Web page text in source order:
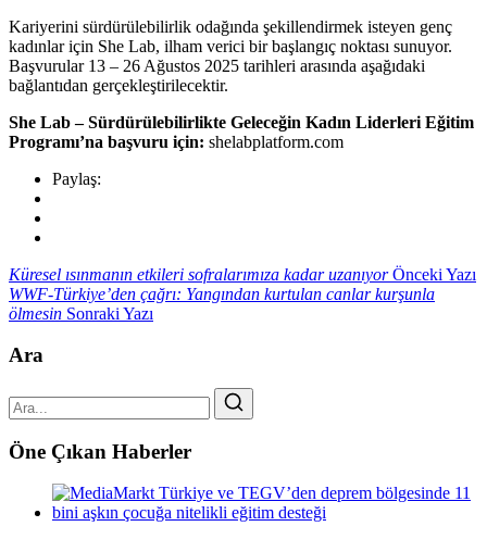
Kariyerini sürdürülebilirlik odağında şekillendirmek isteyen genç
kadınlar için She Lab, ilham verici bir başlangıç noktası sunuyor.
Başvurular 13 – 26 Ağustos 2025 tarihleri arasında aşağıdaki
bağlantıdan gerçekleştirilecektir.
She Lab – Sürdürülebilirlikte Geleceğin Kadın Liderleri Eğitim
Programı’na başvuru için: shelabplatform.com
Paylaş:
Küresel ısınmanın etkileri sofralarımıza kadar uzanıyorÖnceki Yazı
WWF-Türkiye’den çağrı: Yangından kurtulan canlar kurşunla
ölmesin Sonraki Yazı
Ara
Öne Çıkan Haberler